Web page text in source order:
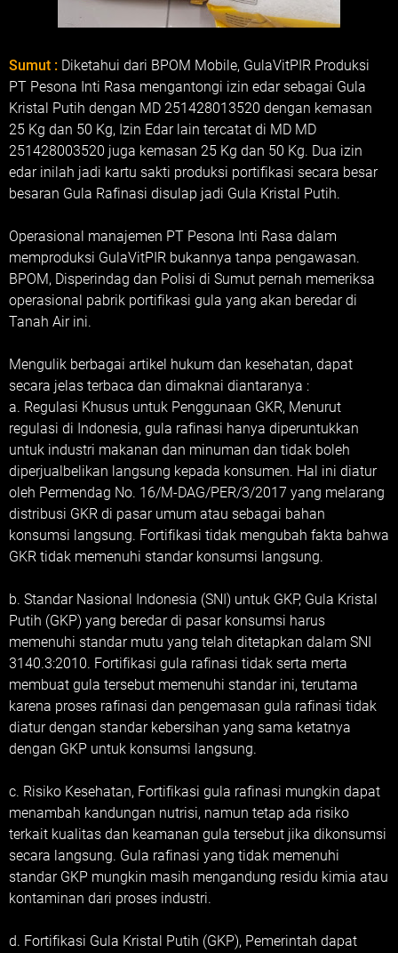
Sumut : Diketahui dari BPOM Mobile, GulaVitPIR Produksi
PT Pesona Inti Rasa mengantongi izin edar sebagai Gula
Kristal Putih dengan MD 251428013520 dengan kemasan
25 Kg dan 50 Kg, Izin Edar lain tercatat di MD MD
251428003520 juga kemasan 25 Kg dan 50 Kg. Dua izin
edar inilah jadi kartu sakti produksi portifikasi secara besar
besaran Gula Rafinasi disulap jadi Gula Kristal Putih.
Operasional manajemen PT Pesona Inti Rasa dalam
memproduksi GulaVitPIR bukannya tanpa pengawasan.
BPOM, Disperindag dan Polisi di Sumut pernah memeriksa
operasional pabrik portifikasi gula yang akan beredar di
Tanah Air ini.
Mengulik berbagai artikel hukum dan kesehatan, dapat
secara jelas terbaca dan dimaknai diantaranya :
a. Regulasi Khusus untuk Penggunaan GKR, Menurut
regulasi di Indonesia, gula rafinasi hanya diperuntukkan
untuk industri makanan dan minuman dan tidak boleh
diperjualbelikan langsung kepada konsumen. Hal ini diatur
oleh Permendag No. 16/M-DAG/PER/3/2017 yang melarang
distribusi GKR di pasar umum atau sebagai bahan
konsumsi langsung. Fortifikasi tidak mengubah fakta bahwa
GKR tidak memenuhi standar konsumsi langsung.
b. Standar Nasional Indonesia (SNI) untuk GKP, Gula Kristal
Putih (GKP) yang beredar di pasar konsumsi harus
memenuhi standar mutu yang telah ditetapkan dalam SNI
3140.3:2010. Fortifikasi gula rafinasi tidak serta merta
membuat gula tersebut memenuhi standar ini, terutama
karena proses rafinasi dan pengemasan gula rafinasi tidak
diatur dengan standar kebersihan yang sama ketatnya
dengan GKP untuk konsumsi langsung.
c. Risiko Kesehatan, Fortifikasi gula rafinasi mungkin dapat
menambah kandungan nutrisi, namun tetap ada risiko
terkait kualitas dan keamanan gula tersebut jika dikonsumsi
secara langsung. Gula rafinasi yang tidak memenuhi
standar GKP mungkin masih mengandung residu kimia atau
kontaminan dari proses industri.
d. Fortifikasi Gula Kristal Putih (GKP), Pemerintah dapat